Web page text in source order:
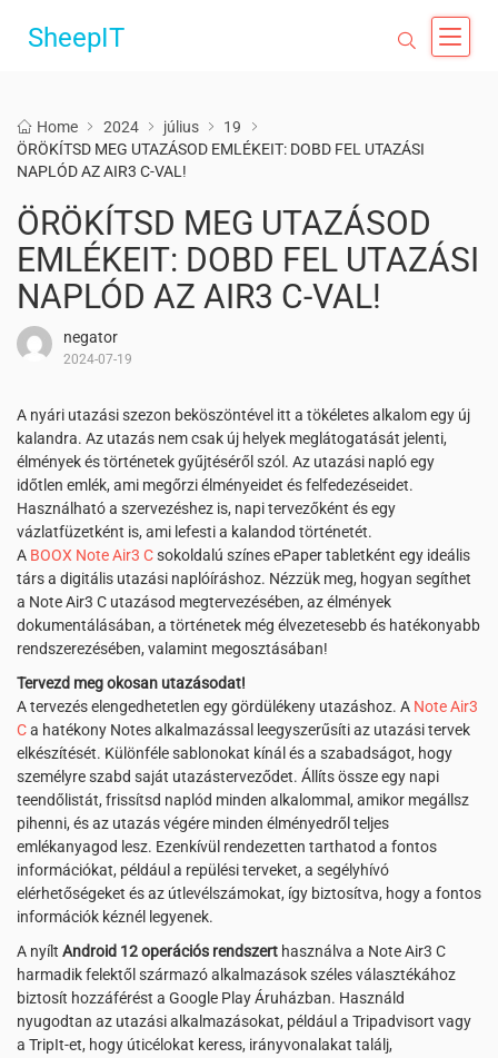
SheepIT
Home 2024 július
19
ÖRÖKÍTSD MEG UTAZÁSOD EMLÉKEIT: DOBD FEL UTAZÁSI
NAPLÓD AZ AIR3 C-VAL!
ÖRÖKÍTSD MEG UTAZÁSOD
EMLÉKEIT: DOBD FEL UTAZÁSI
NAPLÓD AZ AIR3 C-VAL!
negator
2024-07-19
A nyári utazási szezon beköszöntével itt a tökéletes alkalom egy új
kalandra. Az utazás nem csak új helyek meglátogatását jelenti,
élmények és történetek gyűjtéséről szól. Az utazási napló egy
időtlen emlék, ami megőrzi élményeidet és felfedezéseidet.
Használható a szervezéshez is, napi tervezőként és egy
vázlatfüzetként is, ami lefesti a kalandod történetét.
A BOOX Note Air3 Csokoldalú színes ePaper tabletként egy ideális
társ a digitális utazási naplóíráshoz. Nézzük meg, hogyan segíthet
a Note Air3 C utazásod megtervezésében, az élmények
dokumentálásában, a történetek még élvezetesebb és hatékonyabb
rendszerezésében, valamint megosztásában!
Tervezd meg okosan utazásodat!
A tervezés elengedhetetlen egy gördülékeny utazáshoz. A Note Air3
Ca hatékony Notes alkalmazással leegyszerűsíti az utazási tervek
elkészítését. Különféle sablonokat kínál és a szabadságot, hogy
személyre szabd saját utazásterveződet. Állíts össze egy napi
teendőlistát, frissítsd naplód minden alkalommal, amikor megállsz
pihenni, és az utazás végére minden élményedről teljes
emlékanyagod lesz. Ezenkívül rendezetten tarthatod a fontos
információkat, például a repülési terveket, a segélyhívó
elérhetőségeket és az útlevélszámokat, így biztosítva, hogy a fontos
információk kéznél legyenek.
A nyílt Android 12 operációs rendszert használva a Note Air3 C
harmadik felektől származó alkalmazások széles választékához
biztosít hozzáférést a Google Play Áruházban. Használd
nyugodtan az utazási alkalmazásokat, például a Tripadvisort vagy
a TripIt-et, hogy úticélokat keress, irányvonalakat találj,